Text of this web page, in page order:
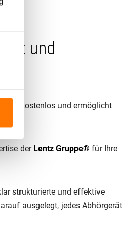
und
ist kostenlos und ermöglicht
der Lentz Gruppe® für Ihre
strukturierte und effektive
ausgelegt, jedes Abhörgerät